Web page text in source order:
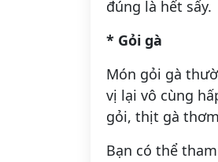
đúng là hết sẩy.
* Gỏi gà
Món gỏi gà
vị lại vô cùng
gỏi, thịt gà
Bạn có thể